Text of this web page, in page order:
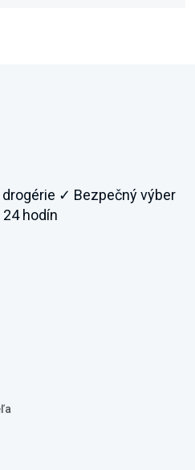
✓ Bezpečný výber
hodín